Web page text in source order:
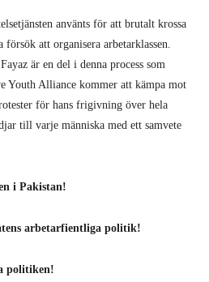
använts för att brutalt krossa
att organisera arbetarklassen.
är en del i denna process som
Youth Alliance kommer att kämpa mot
för hans frigivning över hela
till varje människa med ett samvete
i Pakistan!
arbetarfientliga politik!
politiken!